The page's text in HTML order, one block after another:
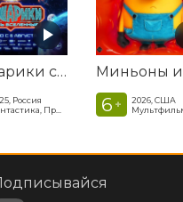
Смешарики сквозь вселенные
Россия
6 +
2026, США